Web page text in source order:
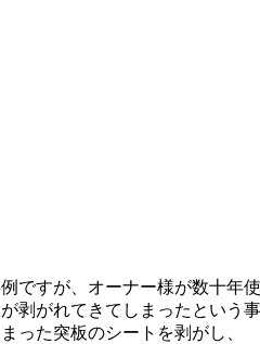
ですが、オーナー様が数十年
剥がれてきてしまったという
った突板のシートを剥がし、